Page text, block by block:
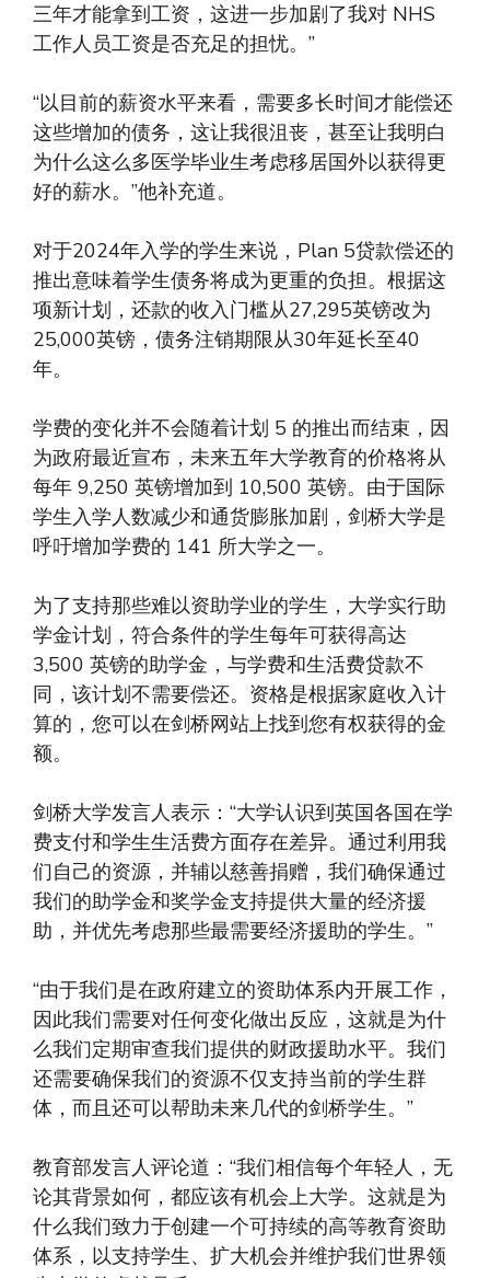
三年才能拿到工资，这进一步加剧了我对 NHS
工作人员工资是否充足的担忧。”
“以目前的薪资水平来看，需要多长时间才能偿还
这些增加的债务，这让我很沮丧，甚至让我明白
为什么这么多医学毕业生考虑移居国外以获得更
好的薪水。”他补充道。
对于2024年入学的学生来说，Plan 5贷款偿还的
推出意味着学生债务将成为更重的负担。根据这
项新计划，还款的收入门槛从27,295英镑改为
25,000英镑，债务注销期限从30年延长至40
年。
学费的变化并不会随着计划 5 的推出而结束，因
为政府最近宣布，未来五年大学教育的价格将从
每年 9,250 英镑增加到 10,500 英镑。由于国际
学生入学人数减少和通货膨胀加剧，剑桥大学是
呼吁增加学费的 141 所大学之一。
为了支持那些难以资助学业的学生，​​大学实行助
学金计划，符合条件的学生每年可获得高达
3,500 英镑的助学金，与学费和生活费贷款不
同，该计划不需要偿还。资格是根据家庭收入计
算的，您可以在剑桥网站上找到您有权获得的金
额。
剑桥大学发言人表示：“大学认识到英国各国在学
费支付和学生生活费方面存在差异。通过利用我
们自己的资源，并辅以慈善捐赠，我们确保通过
我们的助学金和奖学金支持提供大量的经济援
助，并优先考虑那些最需要经济援助的学生。”
“由于我们是在政府建立的资助体系内开展工作，
因此我们需要对任何变化做出反应，这就是为什
么我们定期审查我们提供的财政援助水平。我们
还需要确保我们的资源不仅支持当前的学生群
体，而且还可以帮助未来几代的剑桥学生。”
教育部发言人评论道：“我们相信每个年轻人，无
论其背景如何，都应该有机会上大学。这就是为
什么我们致力于创建一个可持续的高等教育资助
体系，以支持学生、扩大机会并维护我们世界领